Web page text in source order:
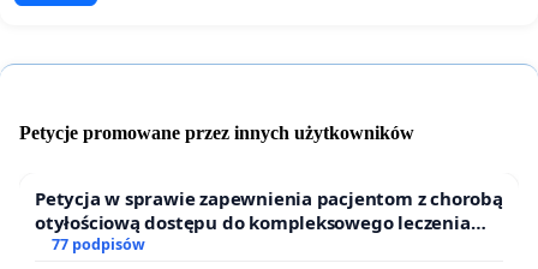
Petycje promowane przez innych użytkowników
Petycja w sprawie zapewnienia pacjentom z chorobą
otyłościową dostępu do kompleksowego leczenia
oraz programów profilaktycznych.
77 podpisów